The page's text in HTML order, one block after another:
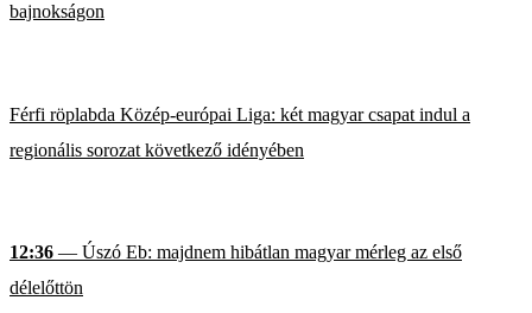
bajnokságon
Férfi röplabda Közép-európai Liga: két magyar csapat indul a
regionális sorozat következő idényében
12:36 — Úszó Eb: majdnem hibátlan magyar mérleg az első
délelőttön